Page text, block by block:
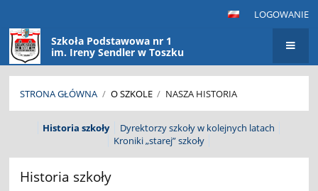
LOGOWANIE
Szkoła Podstawowa nr 1
im. Ireny Sendler w Toszku
STRONA GŁÓWNA / O SZKOLE / NASZA HISTORIA
NaszaHistoria szkoły
Dyrektorzy szkoły w kolejnych latach
Kroniki „starej” szkoły
Historia szkoły